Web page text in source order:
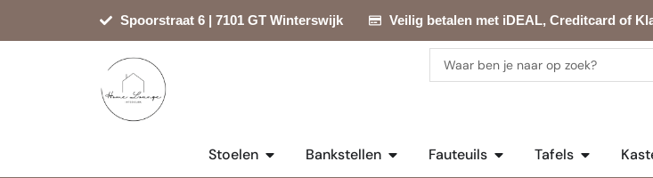
Spoorstraat 6 | 7101 GT Winterswijk Veilig betalen met iDEAL, Creditcard of
Search
...
Stoelen Open Stoelen
Bankstellen Open Bankstellen
Fauteuils Open Fauteuils
Tafels Open Tafels